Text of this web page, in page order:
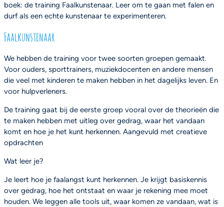
boek: de training Faalkunstenaar. Leer om te gaan met falen en
durf als een echte kunstenaar te experimenteren.
Faalkunstenaar
We hebben de training voor twee soorten groepen gemaakt.
Voor ouders, sporttrainers, muziekdocenten en andere mensen
die veel met kinderen te maken hebben in het dagelijks leven. En
voor hulpverleners.
De training gaat bij de eerste groep vooral over de theorieën die
te maken hebben met uitleg over gedrag, waar het vandaan
komt en hoe je het kunt herkennen. Aangevuld met creatieve
opdrachten
Wat leer je?
Je leert hoe je faalangst kunt herkennen. Je krijgt basiskennis
over gedrag, hoe het ontstaat en waar je rekening mee moet
houden. We leggen alle tools uit, waar komen ze vandaan, wat is